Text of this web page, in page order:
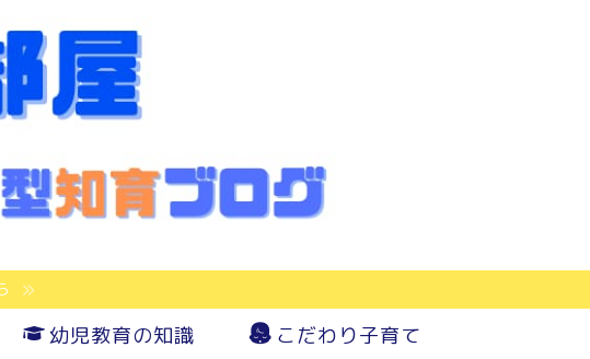
幼児教育の知識 こだわり子育て